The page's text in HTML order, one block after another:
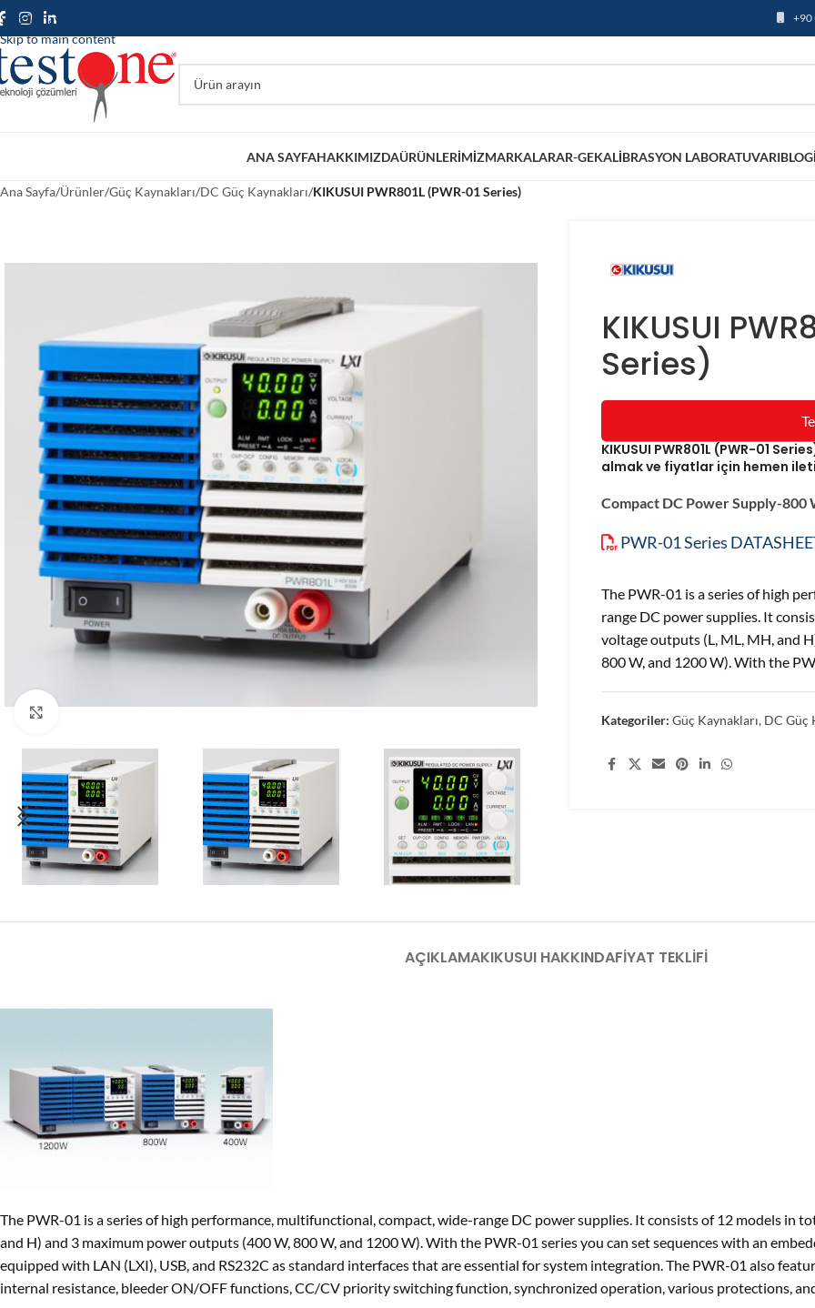
Skip to navigation
Skip to main content
+90
ANA SAYFAHAKKIMIZDAÜRÜNLERIMIZMARKALARAR-GEKALIBRASYON LABORATUVARIBLOG
Ana Sayfa/Ürünler/Güç Kaynakları/DC Güç Kaynakları/KIKUSUI PWR801L (PWR-01 Series)
KIKUSUI
Series)
KIKUSUI PWR801L (PWR-01
almak ve fiyatlar için hemen
Compact DC Power Supply-800
PWR-01 Series
The PWR-01 is a series of high
range DC power supplies. It
voltage outputs (L, ML, MH, and
800 W, and 1200 W). With the
Kategoriler: Güç Kaynakları, DC Güç
Share:
AÇIKLAMAKIKUSUI HAKKINDAFIYAT TEKLIFI
The PWR-01 is a series of high performance, multifunctional, compact, wide-range DC power supplies. It consists of 12 models in
and H) and 3 maximum power outputs (400 W, 800 W, and 1200 W). With the PWR-01 series you can set sequences with an
equipped with LAN (LXI), USB, and RS232C as standard interfaces that are essential for system integration. The PWR-01 also
internal resistance, bleeder ON/OFF functions, CC/CV priority switching function, synchronized operation, various protections,